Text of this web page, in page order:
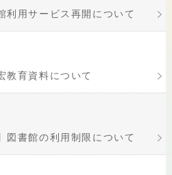
利用サービス再開について
教育資料について
図書館の利用制限について